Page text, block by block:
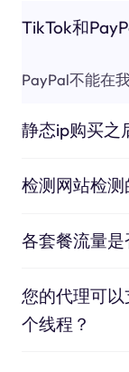
TikTok和
PayPal不能在
静态ip购买之
检测网站检
各套餐流量是
您的代理可
个线程？